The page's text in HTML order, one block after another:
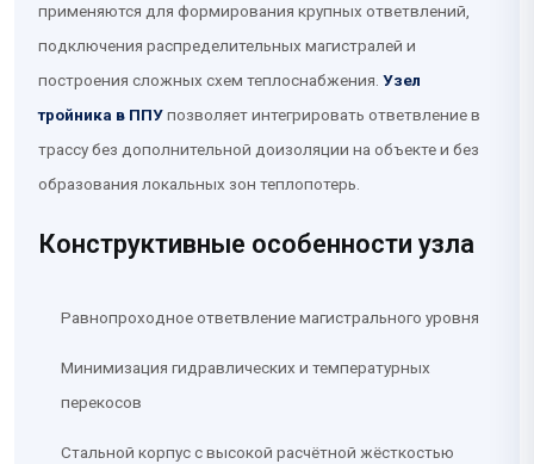
применяются для формирования крупных ответвлений,
подключения распределительных магистралей и
построения сложных схем теплоснабжения. Узел
тройника в ППУпозволяет интегрировать ответвление в
трассу без дополнительной доизоляции на объекте и без
образования локальных зон теплопотерь.
Конструктивные особенности узла
Равнопроходное ответвление магистрального уровня
Минимизация гидравлических и температурных
перекосов
Стальной корпус с высокой расчётной жёсткостью